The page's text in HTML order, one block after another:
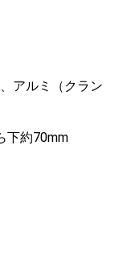
アルミ（クラン
下約70mm